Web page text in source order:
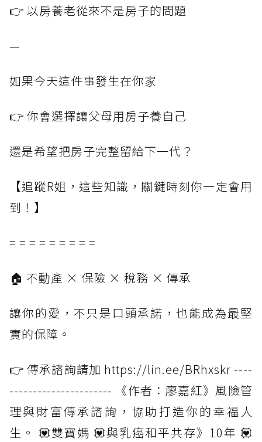
👉 以房養老從來不是房子的問題
—
如果今天這件事發生在你家
👉 你會選擇讓父母用房子養自己
還是希望把房子完整留給下一代？
【追蹤R姐，這些知識，關鍵時刻你一定會用
到！】
= = = = = = = = =
🏠 不動產 × 保險 × 稅務 × 傳承
讓你的愛，不只是口頭承諾，也能成為最堅
實的保障。
👉 傳承諮詢請加 https://lin.ee/BRhxskr ----
---------------------- 《作者：廖嘉紅》風險管
理與財富傳承諮詢，協助打造你的幸福人
生。 💟雙寶媽 💟與乳癌和平共存》10年 💟